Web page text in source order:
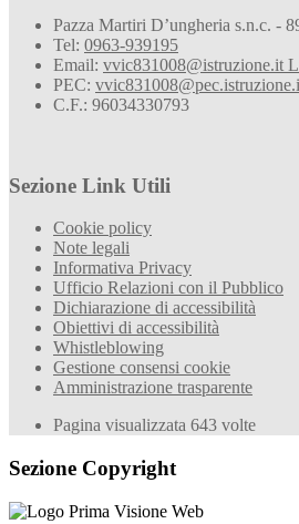
Pazza Martiri D’ungheria s.n.c. -
Tel: 0963-939195
Email: vvic831008@istruzione.it
PEC:
C.F.: 96034330793
Sezione Link Utili
Cookie policy
Note legali
Informativa Privacy
Ufficio Relazioni con il Pubblico
Dichiarazione di accessibilità
Obiettivi di accessibilità
Whistleblowing
Gestione consensi cookie
Amministrazione trasparente
Pagina visualizzata 643 volte
Sezione Copyright